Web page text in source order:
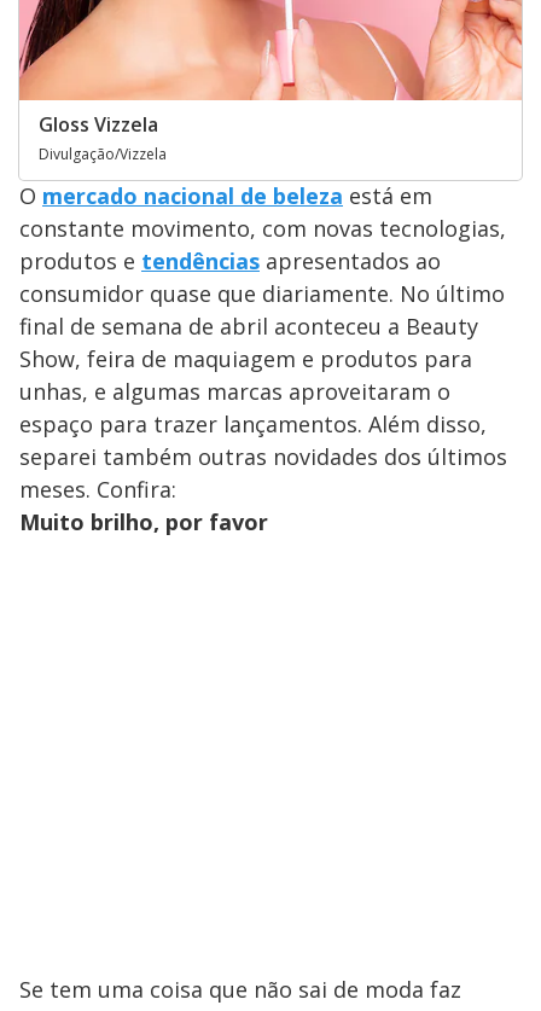
Gloss Vizzela
Divulgação/Vizzela
O mercado nacional de beleza está em
constante movimento, com novas tecnologias,
produtos e tendências apresentados ao
consumidor quase que diariamente. No último
final de semana de abril aconteceu a Beauty
Show, feira de maquiagem e produtos para
unhas, e algumas marcas aproveitaram o
espaço para trazer lançamentos. Além disso,
separei também outras novidades dos últimos
meses. Confira:
Muito brilho, por favor
Se tem uma coisa que não sai de moda faz